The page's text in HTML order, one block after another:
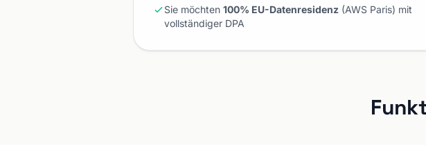
Sie möchten 100% EU-Datenresidenz (AWS Paris) mit
vollständiger DPA